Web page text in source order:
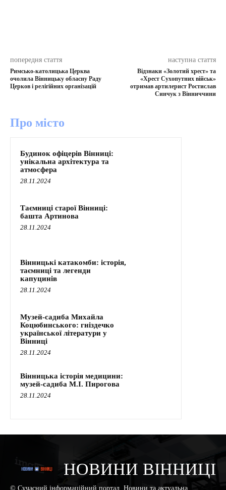
попередня стаття
Римсько-католицька Церква
очолила Вінницьку обласну Раду
Церков і релігійних організацій
наступна стаття
Відзнаки «Золотий хрест» та
«Хрест Сухопутних військ»
отримав артилерист Ростислав
Синчук з Вінниччини
Про місто
Будинок офіцерів Вінниці:
унікальна архітектура та
атмосфера
28.11.2024
Таємниці старої Вінниці:
башта Артинова
28.11.2024
Вінницькі катакомби: історія,
таємниці та легенди
капуцинів
28.11.2024
Музей-садиба Михайла
Коцюбинського: гніздечко
української літератури у
Вінниці
28.11.2024
Вінницька історія медицини:
музей-садиба М.І. Пирогова
28.11.2024
НОВИНИ ВІННИЦІ
© Сучасний інформаційний портал. Новини та актуальна